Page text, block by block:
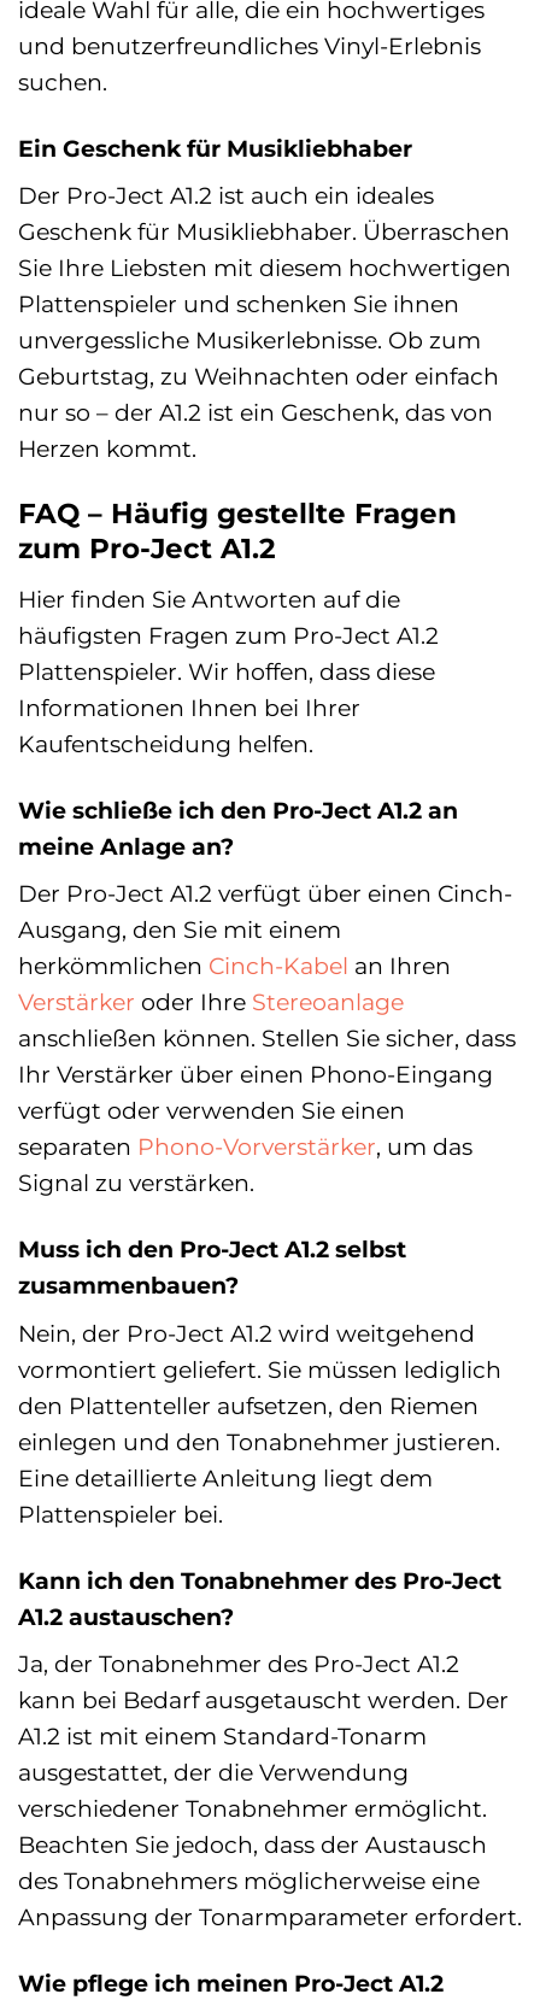
ideale Wahl für alle, die ein hochwertiges
und benutzerfreundliches Vinyl-Erlebnis
suchen.
Ein Geschenk für Musikliebhaber
Der Pro-Ject A1.2 ist auch ein ideales
Geschenk für Musikliebhaber. Überraschen
Sie Ihre Liebsten mit diesem hochwertigen
Plattenspieler und schenken Sie ihnen
unvergessliche Musikerlebnisse. Ob zum
Geburtstag, zu Weihnachten oder einfach
nur so – der A1.2 ist ein Geschenk, das von
Herzen kommt.
FAQ – Häufig gestellte Fragen
zum Pro-Ject A1.2
Hier finden Sie Antworten auf die
häufigsten Fragen zum Pro-Ject A1.2
Plattenspieler. Wir hoffen, dass diese
Informationen Ihnen bei Ihrer
Kaufentscheidung helfen.
Wie schließe ich den Pro-Ject A1.2 an
meine Anlage an?
Der Pro-Ject A1.2 verfügt über einen Cinch-
Ausgang, den Sie mit einem
herkömmlichen Cinch-Kabel an Ihren
Verstärker oder Ihre Stereoanlage
anschließen können. Stellen Sie sicher, dass
Ihr Verstärker über einen Phono-Eingang
verfügt oder verwenden Sie einen
separaten Phono-Vorverstärker, um das
Signal zu verstärken.
Muss ich den Pro-Ject A1.2 selbst
zusammenbauen?
Nein, der Pro-Ject A1.2 wird weitgehend
vormontiert geliefert. Sie müssen lediglich
den Plattenteller aufsetzen, den Riemen
einlegen und den Tonabnehmer justieren.
Eine detaillierte Anleitung liegt dem
Plattenspieler bei.
Kann ich den Tonabnehmer des Pro-Ject
A1.2 austauschen?
Ja, der Tonabnehmer des Pro-Ject A1.2
kann bei Bedarf ausgetauscht werden. Der
A1.2 ist mit einem Standard-Tonarm
ausgestattet, der die Verwendung
verschiedener Tonabnehmer ermöglicht.
Beachten Sie jedoch, dass der Austausch
des Tonabnehmers möglicherweise eine
Anpassung der Tonarmparameter erfordert.
Wie pflege ich meinen Pro-Ject A1.2